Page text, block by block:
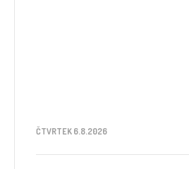
ČTVRTEK 6.8.2026